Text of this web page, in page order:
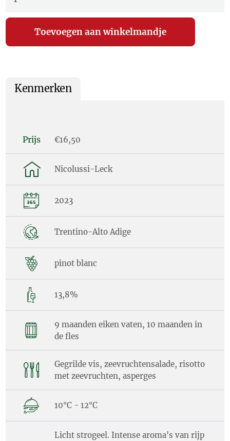
Kenmerken
Prijs €16,50
Nicolussi-Leck
2023
Trentino-Alto Adige
pinot blanc
13,8%
9 maanden eiken vaten, 10 maanden in
de fles
Gegrilde vis, zeevruchtensalade, risotto
met zeevruchten, asperges
10°C - 12°C
Licht strogeel. Intense aroma's van rijp